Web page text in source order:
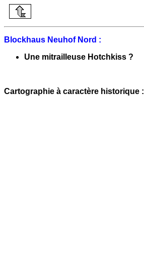
Blockhaus Neuhof Nord :
Une mitrailleuse Hotchkiss ?
Cartographie à caractère historique :